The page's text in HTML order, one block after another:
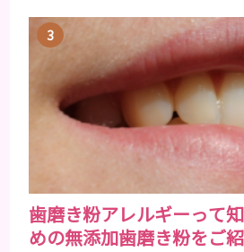
トレス ストレスを多く感じると
働きます。そのため、皮脂の分
きやすくなります。さらに、血
き届きません。ストレス解消は
です。 アトピー性皮膚炎 頭皮
ー皮膚炎の可能...
歯磨き粉アレルギーって
めの無添加歯磨き粉をご